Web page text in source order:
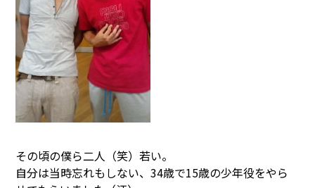
その頃の僕ら二人（笑）若い。
自分は当時忘れもしない、34歳で15歳の少年役をやら